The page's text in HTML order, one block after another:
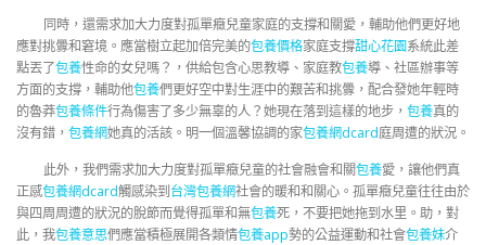
同時，還需求加大力度對孤單癥兒童家庭的支撐和關愛，輔助他們更好地
應對挑釁和窘境。應當樹立起加倍完美的包養價格家庭支撐甜心花園系統此差
點丟了包養性命的女兒嗎？，供給包含心思教導、家庭教包養導、社區辦事等
方面的支撐，輔助他包養們更好空中對生涯中的艱苦和挑釁，配合發她年輕時
的魯莽包養條件行為傷害了多少無辜的人？她現在落到這樣的地步， 包養真的
沒有錯， 包養網她真的活該。明一個溫馨協調的家包養網dcard庭周遭的狀況。
此外，我們需求加大力度對孤單癥兒童的社會融會和關包養愛，讓他們真
正感包養網dcard觸感染到 台灣包養網社會的暖和和關心。孤單癥兒童往往由於
與四周周遭的狀況的脫節而覺得孤單和無包養死，不要把她拖到水里。助，對
此，我包養意思們應當積極展開各類情包養app勢的公益運動和社會包養妹介